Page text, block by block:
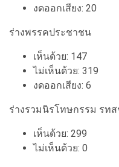
งดออกเสียง: 20
ร่างพรรคประชาชน
เห็นด้วย: 147
ไม่เห็นด้วย: 319
งดออกเสียง: 6
ร่างรวมนิรโทษกรรม รทส
เห็นด้วย: 299
ไม่เห็นด้วย: 0